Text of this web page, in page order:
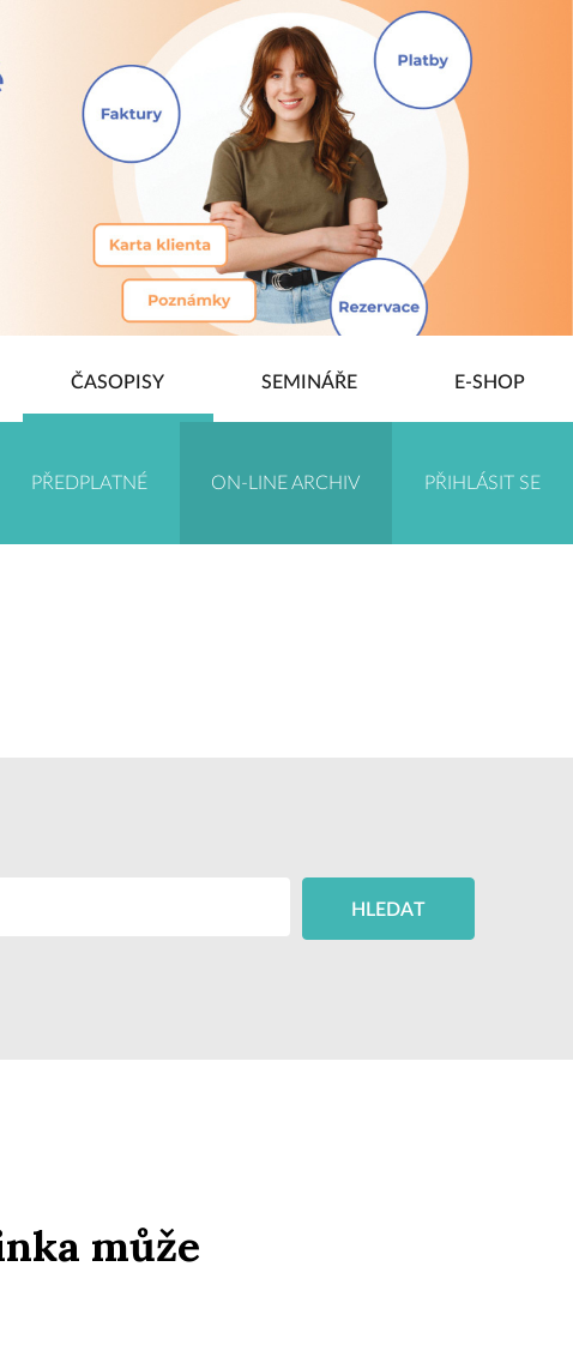
ČASOPISY SEMINÁŘE E-SHOP
PŘEDPLATNÉ ON-LINE ARCHIV PŘIHLÁSIT SE
HLEDAT
může